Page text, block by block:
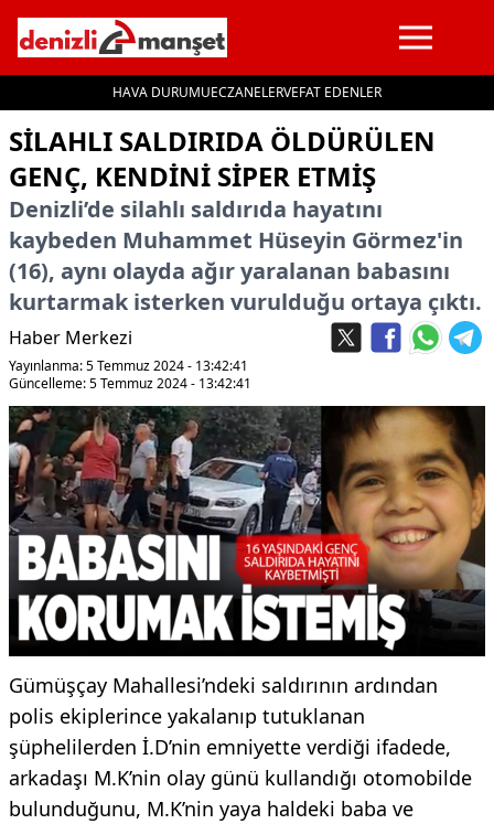
HAVA DURUMUECZANELERVEFAT EDENLER
İçeriğe geç
SILAHLI SALDIRIDA ÖLDÜRÜLEN
GENÇ, KENDINI SIPER ETMIŞ
Denizli’de silahlı saldırıda hayatını
kaybeden Muhammet Hüseyin Görmez'in
(16), aynı olayda ağır yaralanan babasını
kurtarmak isterken vurulduğu ortaya çıktı.
Haber Merkezi
Yayınlanma: 5 Temmuz 2024 - 13:42:41
Güncelleme: 5 Temmuz 2024 - 13:42:41
Gümüşçay Mahallesi’ndeki saldırının ardından
polis ekiplerince yakalanıp tutuklanan
şüphelilerden İ.D’nin emniyette verdiği ifadede,
arkadaşı M.K’nin olay günü kullandığı otomobilde
bulunduğunu, M.K’nin yaya haldeki baba ve